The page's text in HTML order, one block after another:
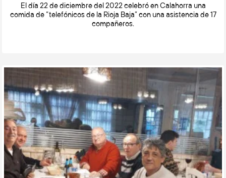
El día 22 de diciembre del 2022 celebró en Calahorra una
comida de “telefónicos de la Rioja Baja” con una asistencia de 17
compañeros.